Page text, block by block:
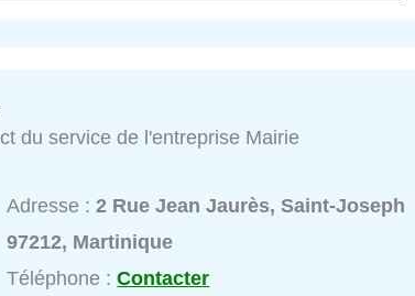
du service de l'entreprise Mairie
Adresse :2 Rue Jean Jaurès, Saint-Joseph
97212, Martinique
Téléphone :Contacter